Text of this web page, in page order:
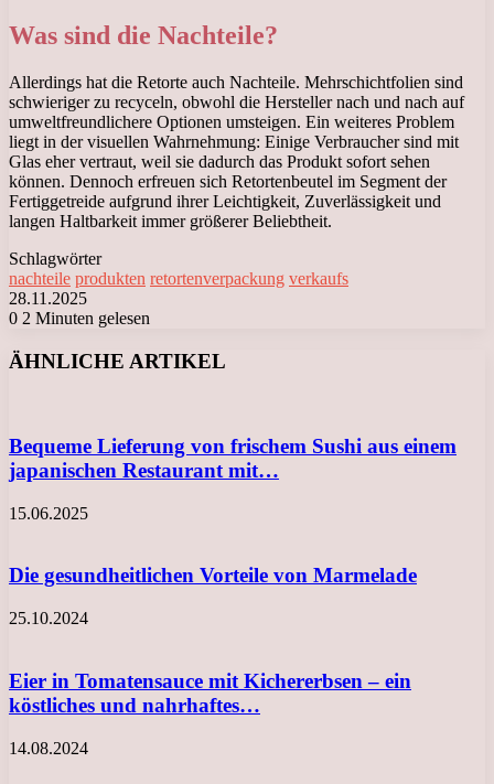
Was sind die Nachteile?
Allerdings hat die Retorte auch Nachteile. Mehrschichtfolien sind
schwieriger zu recyceln, obwohl die Hersteller nach und nach auf
umweltfreundlichere Optionen umsteigen. Ein weiteres Problem
liegt in der visuellen Wahrnehmung: Einige Verbraucher sind mit
Glas eher vertraut, weil sie dadurch das Produkt sofort sehen
können. Dennoch erfreuen sich Retortenbeutel im Segment der
Fertiggetreide aufgrund ihrer Leichtigkeit, Zuverlässigkeit und
langen Haltbarkeit immer größerer Beliebtheit.
Schlagwörter
nachteile produkten retortenverpackung verkaufs
28.11.2025
0 2 Minuten gelesen
ÄHNLICHE ARTIKEL
Bequeme Lieferung von frischem Sushi aus einem
japanischen Restaurant mit…
15.06.2025
Die gesundheitlichen Vorteile von Marmelade
25.10.2024
Eier in Tomatensauce mit Kichererbsen – ein
köstliches und nahrhaftes…
14.08.2024